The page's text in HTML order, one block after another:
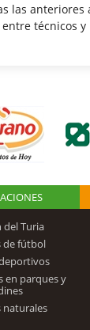
las
técnicos
del Turia
de fútbol
en parques y
naturales